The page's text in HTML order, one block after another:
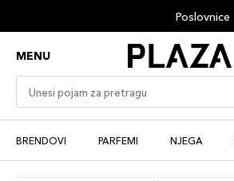
Poslovnice
MENU
BRENDOVI PARFEMI NJEGA